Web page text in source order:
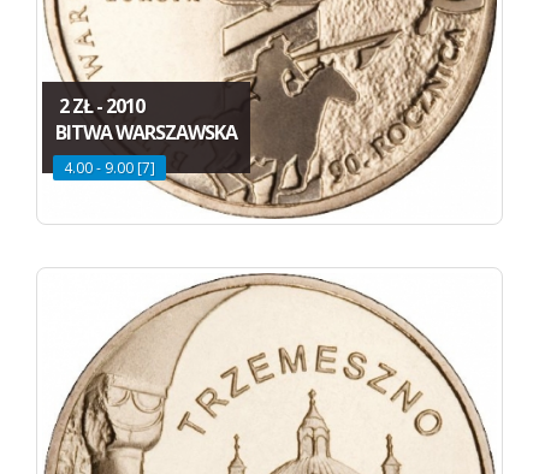
2 ZŁ - 2010
BITWA WARSZAWSKA
4.00 - 9.00 [7]